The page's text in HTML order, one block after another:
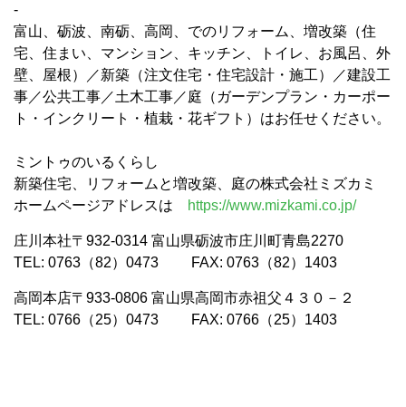
-
富山、砺波、南砺、高岡、でのリフォーム、増改築（住
宅、住まい、マンション、キッチン、トイレ、お風呂、外
壁、屋根）／新築（注文住宅・住宅設計・施工）／建設工
事／公共工事／土木工事／庭（ガーデンプラン・カーポー
ト・インクリート・植栽・花ギフト）はお任せください。
ミントゥのいるくらし
新築住宅、リフォームと増改築、庭の株式会社ミズカミ
ホームページアドレスは
https://www.mizkami.co.jp/
庄川本社〒932-0314 富山県砺波市庄川町青島2270
TEL: 0763（82）0473 FAX: 0763（82）1403
高岡本店〒933-0806 富山県高岡市赤祖父４３０－２
TEL: 0766（25）0473 FAX: 0766（25）1403